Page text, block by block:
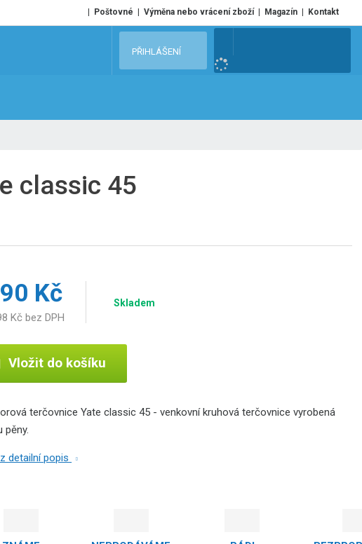
Poštovné Výměna nebo vrácení zboží Magazín Kontakt
e
PŘIHLÁŠENÍ
classic 45
Kč
Kč bez DPH
Skladem
Vložit do košíku
terčovnice Yate classic 45 - venkovní kruhová terčovnice vyrobená
pěny.
detailní popis